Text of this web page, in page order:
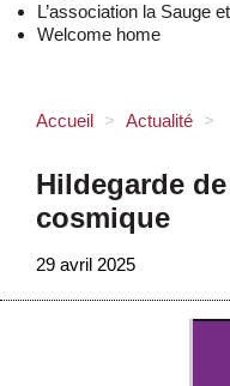
L’association la Sauge
Welcome home
Accueil > Actualité >
Hildegarde
cosmique
29 avril 2025